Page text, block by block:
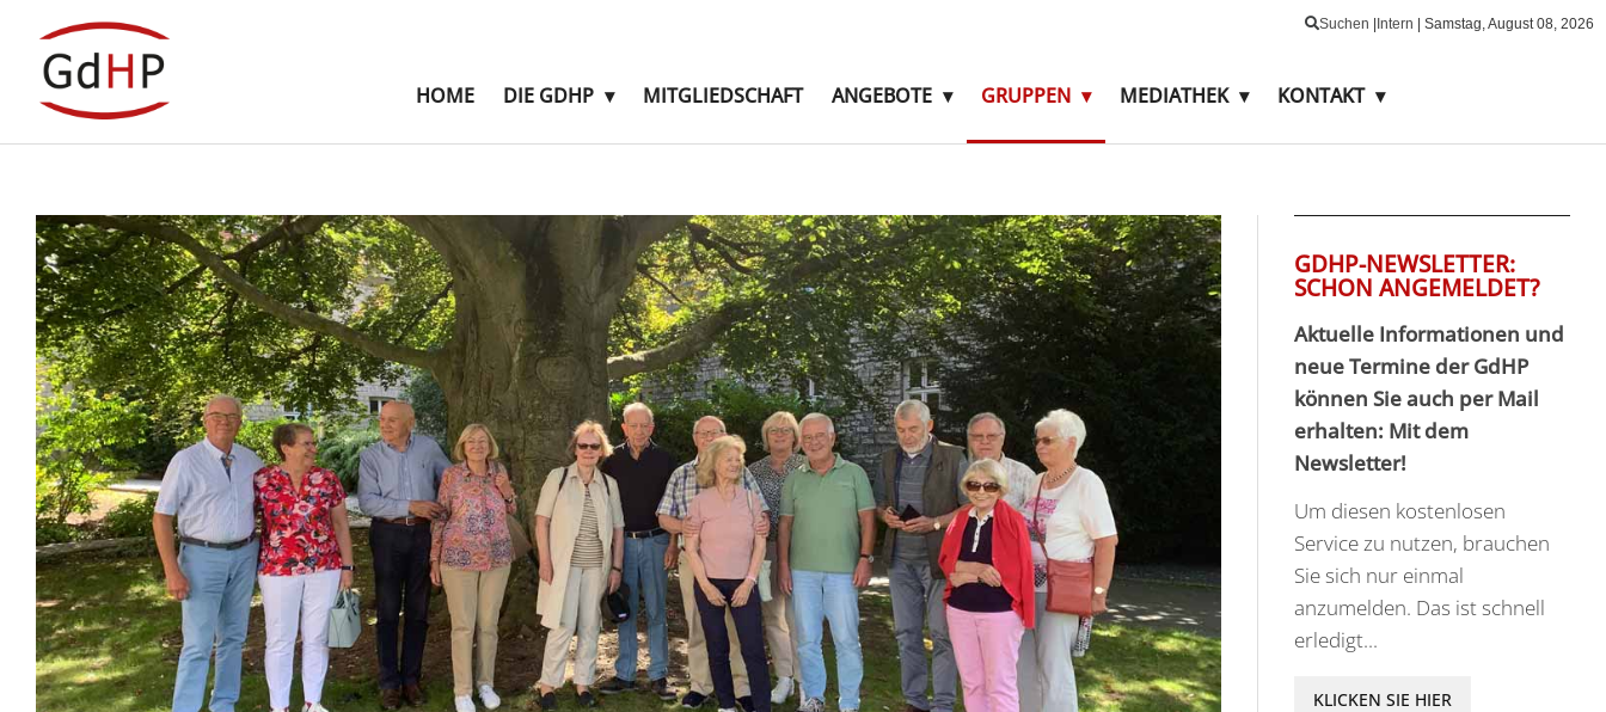
Suchen Intern Samstag,August08, 2026
HOME DIE GDHP MITGLIEDSCHAFT ANGEBOTE GRUPPEN MEDIATHEK KONTAKT
GDHP-NEWSLETTER:
SCHON ANGEMELDET?
Aktuelle Informationen und
neue Termine der GdHP
können Sie auch per Mail
erhalten: Mit dem
Newsletter!
Um diesen kostenlosen
Service zu nutzen, brauchen
Sie sich nur einmal
anzumelden. Das ist schnell
erledigt...
KLICKEN SIE HIER